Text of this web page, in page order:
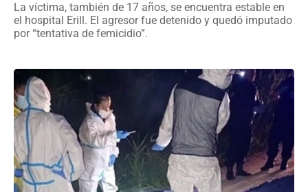
La víctima, también de 17 años, se encuentra estable en
el hospital Erill. El agresor fue detenido y quedó imputado
por “tentativa de femicidio”.